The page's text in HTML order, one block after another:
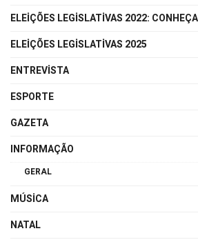
ELEIÇÕES LEGISLATIVAS 2022:
ELEIÇÕES LEGISLATIVAS 2025
ENTREVISTA
ESPORTE
GAZETA
INFORMAÇÃO
GERAL
MÚSICA
NATAL